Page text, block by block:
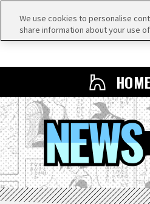
HOME
We use cookies to personalise
share information about your use